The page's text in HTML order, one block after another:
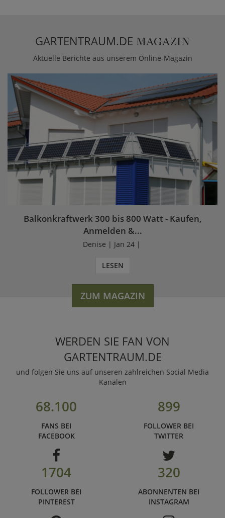
GARTENTRAUM.DE MAGAZIN
Aktuelle Berichte aus unserem Online-Magazin
Balkonkraftwerk 300 bis 800 Watt - Kaufen,
Anmelden &...
Denise | Jan 24 |
LESEN
ZUM MAGAZIN
WERDEN SIE FAN VON
GARTENTRAUM.DE
und folgen Sie uns auf unseren zahlreichen Social Media
Kanälen
68.100
FANS BEI
FACEBOOK
899
FOLLOWER BEI
TWITTER
1704
FOLLOWER BEI
PINTEREST
320
ABONNENTEN BEI
INSTAGRAM